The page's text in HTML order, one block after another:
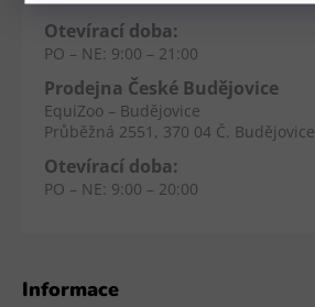
Informace
Otevírací doba:
PO – NE: 9:00 – 21:00
Prodejna České Budějovice
EquiZoo – Budějovice
Průběžná 2551, 370 04 Č. Budějovice
Otevírací doba:
PO – NE: 9:00 – 20:00